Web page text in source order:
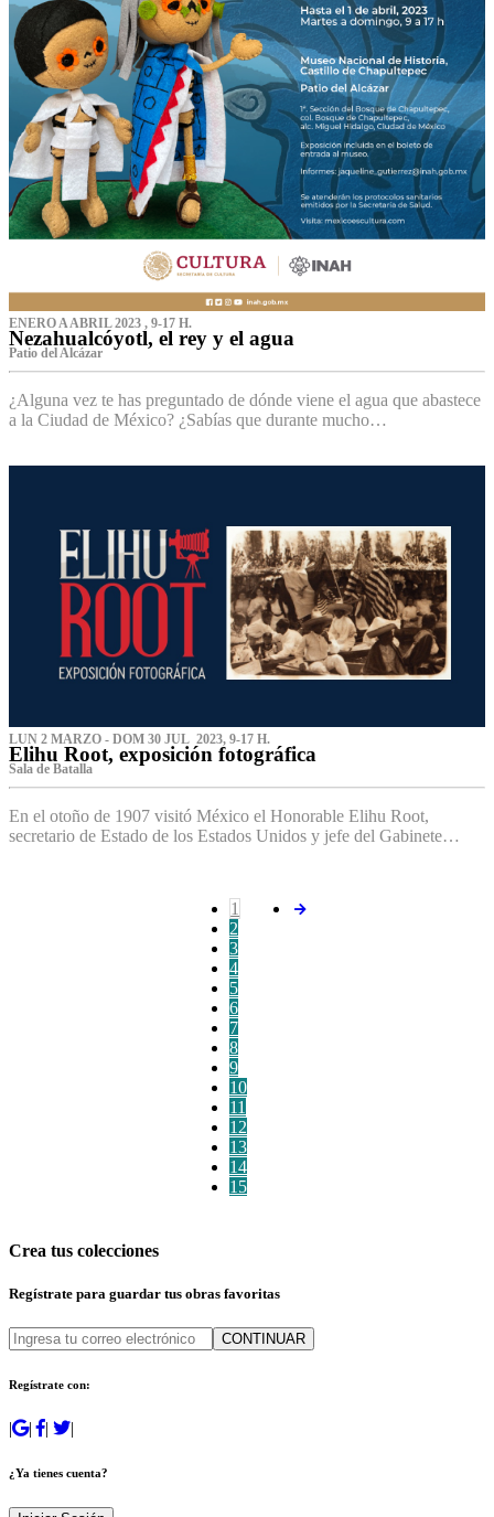
ENERO A ABRIL 2023 , 9-17 H.
Nezahualcóyotl, el rey y el agua
Patio del Alcázar
¿Alguna vez te has preguntado de dónde viene el agua que abastece
a la Ciudad de México? ¿Sabías que durante mucho…
LUN 2 MARZO - DOM 30 JUL 2023, 9-17 H.
Elihu Root, exposición fotográfica
Sala de Batalla
En el otoño de 1907 visitó México el Honorable Elihu Root,
secretario de Estado de los Estados Unidos y jefe del Gabinete…
1
2
3
4
5
6
7
8
9
10
11
12
13
14
15
Crea tus colecciones
Regístrate para guardar tus obras favoritas
CONTINUAR
Regístrate con:
| | | |
¿Ya tienes cuenta?